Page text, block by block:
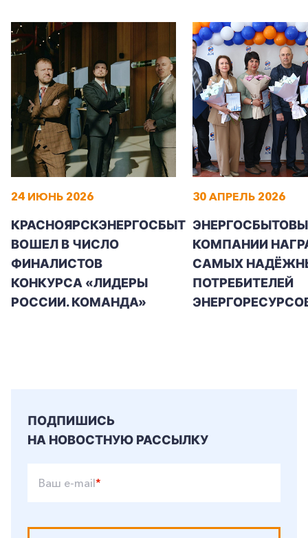
24 ИЮНЬ 2026
КРАСНОЯРСКЭНЕРГОСБЫТ
ВОШЕЛ В ЧИСЛО
ФИНАЛИСТОВ
КОНКУРСА «ЛИДЕРЫ
РОССИИ. КОМАНДА»
30 АПРЕЛЬ 2026
КОМПАНИИ
САМЫХ
ПОТРЕБИТЕЛЕЙ
ПОДПИШИСЬ
НА НОВОСТНУЮ РАССЫЛКУ
Ваш e-mail*